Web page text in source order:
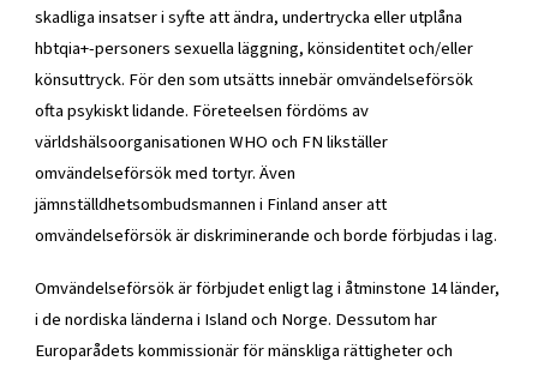
skadliga insatser i syfte att ändra, undertrycka eller utplåna
hbtqia+-personers sexuella läggning, könsidentitet och/eller
könsuttryck. För den som utsätts innebär omvändelseförsök
ofta psykiskt lidande. Företeelsen fördöms av
världshälsoorganisationen WHO och FN likställer
omvändelseförsök med tortyr. Även
jämnställdhetsombudsmannen i Finland anser att
omvändelseförsök är diskriminerande och borde förbjudas i lag.
Omvändelseförsök är förbjudet enligt lag i åtminstone 14 länder,
i de nordiska länderna i Island och Norge. Dessutom har
Europarådets kommissionär för mänskliga rättigheter och